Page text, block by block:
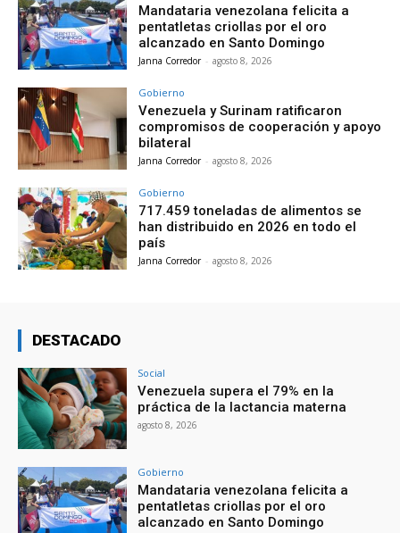
Mandataria venezolana felicita a
pentatletas criollas por el oro
alcanzado en Santo Domingo
Janna Corredor - agosto 8, 2026
Gobierno
Venezuela y Surinam ratificaron
compromisos de cooperación y apoyo
bilateral
Janna Corredor - agosto 8, 2026
Gobierno
717.459 toneladas de alimentos se
han distribuido en 2026 en todo el
país
Janna Corredor - agosto 8, 2026
DESTACADO
Social
Venezuela supera el 79% en la
práctica de la lactancia materna
agosto 8, 2026
Gobierno
Mandataria venezolana felicita a
pentatletas criollas por el oro
alcanzado en Santo Domingo